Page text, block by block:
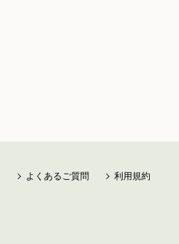
よくあるご質問
利用規約